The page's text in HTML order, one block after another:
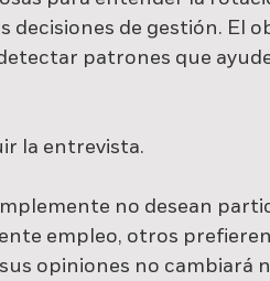
decisiones de gestión. El
patrones que
la entrevista.
no desean
empleo, otros
opiniones no cambiará